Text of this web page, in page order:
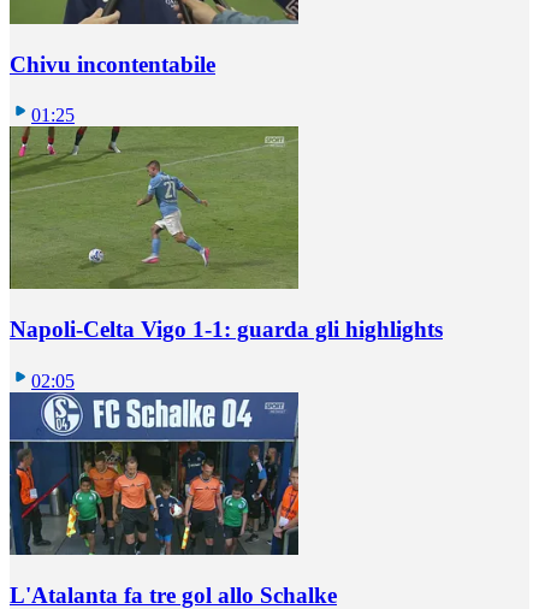
Chivu incontentabile
01:25
Napoli-Celta Vigo 1-1: guarda gli highlights
02:05
L'Atalanta fa tre gol allo Schalke